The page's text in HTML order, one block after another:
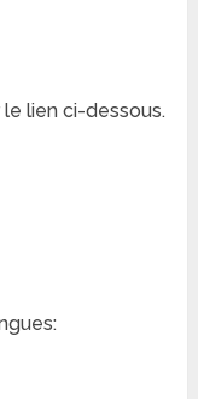
lien ci-dessous.